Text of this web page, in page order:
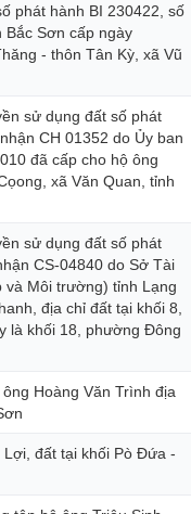
phát hành BI 230422, số
Bắc Sơn cấp ngày
- thôn Tân Kỳ, xã Vũ
sử dụng đất số phát
CH 01352 do Ủy ban
đã cấp cho hộ ông
xã Văn Quan, tỉnh
sử dụng đất số phát
CS-04840 do Sở Tài
và Môi trường) tỉnh Lạng
địa chỉ đất tại khối 8,
là khối 18, phường Đông
Hoàng Văn Trình địa
đất tại khối Pò Đứa -